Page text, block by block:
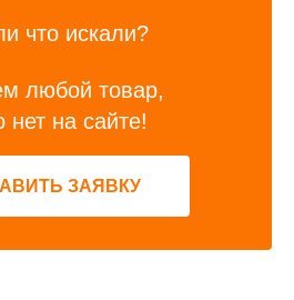
что искали?
любой товар,
нет на сайте!
ЗАЯВКУ